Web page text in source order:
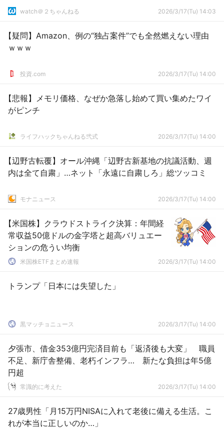
watch＠２ちゃんねる 2026/3/17(Tu) 14:03
【疑問】Amazon、例の“独占案件”でも全然燃えない理由
ｗｗｗ
投資.com 2026/3/17(Tu) 14:00
【悲報】メモリ価格、なぜか急落し始めて買い集めたワイ
がピンチ
ライフハックちゃんねる弐式 2026/3/17(Tu) 14:00
【辺野古転覆】オール沖縄「辺野古新基地の抗議活動、週
内は全て自粛」…ネット「永遠に自粛しろ」総ツッコミ
モナニュース 2026/3/17(Tu) 14:00
【米国株】クラウドストライク決算：年間経
常収益50億ドルの金字塔と超高バリュエー
ションの危うい均衡
米国株ETFまとめ速報 2026/3/17(Tu) 14:00
トランプ「日本には失望した」
黒マッチョニュース 2026/3/17(Tu) 14:00
夕張市、借金353億円完済目前も「返済後も大変」 職員
不足、新庁舎整備、老朽インフラ… 新たな負担は年5億
円超
常識的に考えた 2026/3/17(Tu) 14:00
27歳男性「月15万円NISAに入れて老後に備える生活。こ
れが本当に正しいのか…」